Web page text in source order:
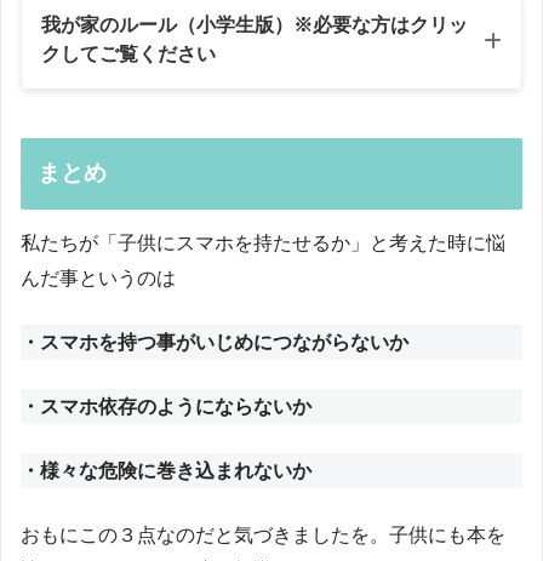
我が家のルール（小学生版）※必要な方はクリッ
クしてご覧ください
・スマホの内容についてはいつでも親が見れるものとし
ます
・使用に関しては連絡手段として渡すものです
・電話やラインで連絡した時はでる、気づいたら連絡を
メ
・アプリのダウンロードに関しては許可制 課金及び
まとめ
私たちが「子供にスマホを持たせるか」と考えた時に悩
んだ事というのは
・スマホを持つ事がいじめにつながらないか
・スマホ依存のようにならないか
・様々な危険に巻き込まれないか
おもにこの３点なのだと気づきましたを。子供にも本を